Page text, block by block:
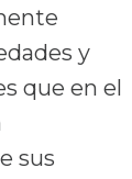
y
que en el
sus